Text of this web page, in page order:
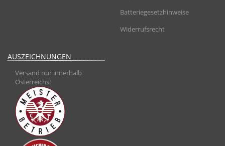
Batteriegesetzhinweise
Widerrufsrecht
AUSZEICHNUNGEN
Versand nur innerhalb
Österreichs!